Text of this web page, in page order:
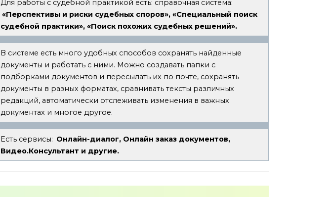
Для работы с судебной практикой есть: справочная система:
«Перспективы и риски судебных споров», «Специальный поиск
судебной практики», «Поиск похожих судебных решений».
В системе есть много удобных способов сохранять найденные
документы и работать с ними. Можно создавать папки с
подборками документов и пересылать их по почте, сохранять
документы в разных форматах, сравнивать тексты различных
редакций, автоматически отслеживать изменения в важных
документах и многое другое.
Есть сервисы: Онлайн-диалог, Онлайн заказ документов,
Видео.Консультант и другие.